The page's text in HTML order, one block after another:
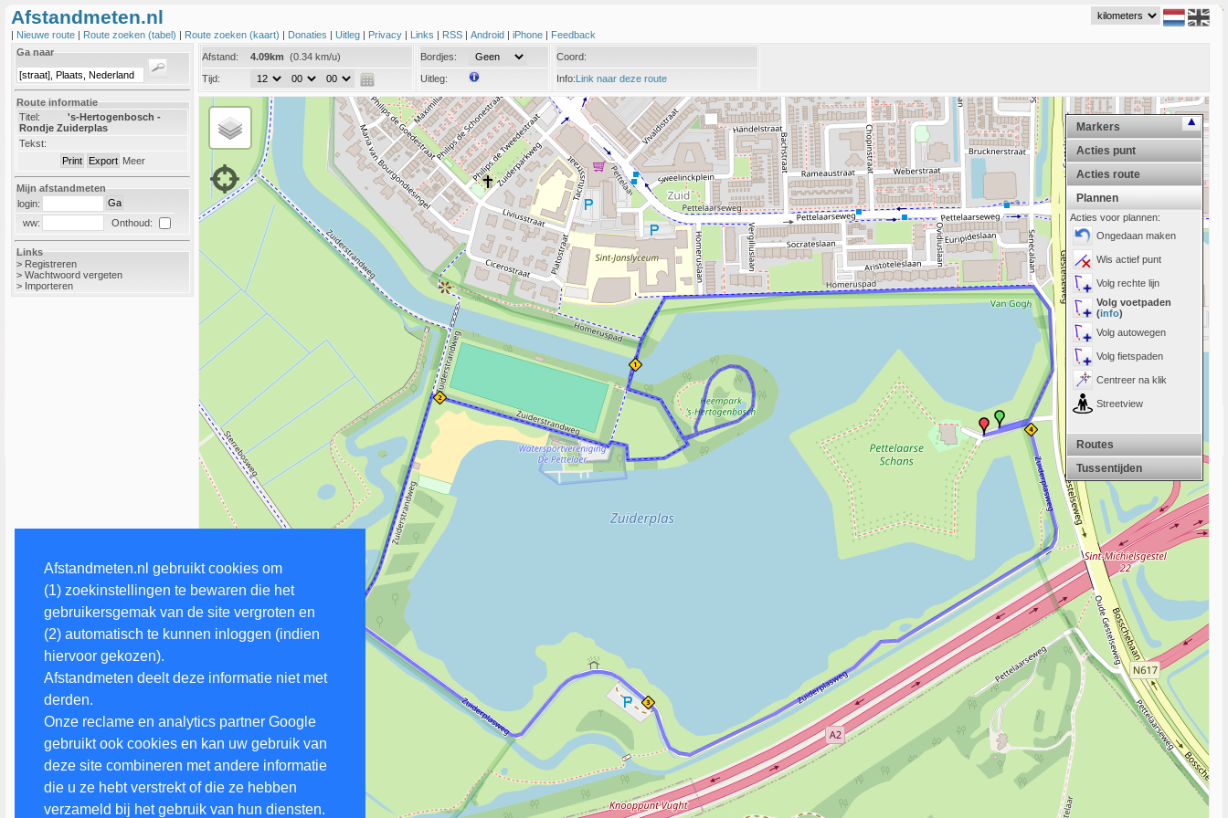
Afstandmeten.nl gebruikt cookies om
(1) zoekinstellingen te bewaren die het
gebruikersgemak van de site vergroten en
(2) automatisch te kunnen inloggen (indien
hiervoor gekozen).
Afstandmeten deelt deze informatie niet met
derden.
Onze reclame en analytics partner Google
gebruikt ook cookies en kan uw gebruik van
deze site combineren met andere informatie
die u ze hebt verstrekt of die ze hebben
verzameld bij het gebruik van hun diensten.
Afstandmeten.nl
| Nieuwe route | Route zoeken (tabel) | Route zoeken (kaart) | Donaties | Uitleg | Privacy | Links | RSS | Android | iPhone | Feedback
Ga naar
Route informatie
Titel:
's-Hertogenbosch -
Rondje Zuiderplas
Tekst:
Meer
Mijn afstandmeten
login:
ww:
Onthoud:
Links
> Registreren
> Wachtwoord vergeten
> Importeren
Afstand: 4.09km
(0.34 km/u)
Tijd:
Bordjes:
Uitleg:
Coord:
Info:Link naar deze route
Markers
Acties punt
Acties route
Plannen
Acties voor plannen:
Ongedaan maken
Wis actief punt
Volg rechte lijn
Volg voetpaden
(info)
Volg autowegen
Volg fietspaden
Centreer na klik
Streetview
Routes
Tussentijden